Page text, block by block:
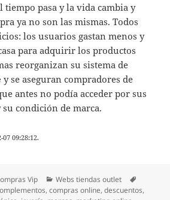
pasa y la vida cambia y
ya no son las mismas. Todos
los usuarios gastan menos y
para adquirir los productos
reorganizan su sistema de
y se aseguran compradores de
antes no podía acceder por sus
condición de marca.
09:28:12.
Vip Categorías
Webs tiendas outlet
,compras online,descuentos,